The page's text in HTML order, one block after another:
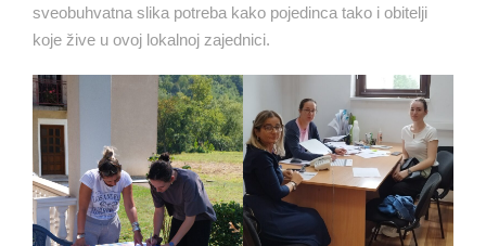
sveobuhvatna slika potreba kako pojedinca tako i obitelji
koje žive u ovoj lokalnoj zajednici.